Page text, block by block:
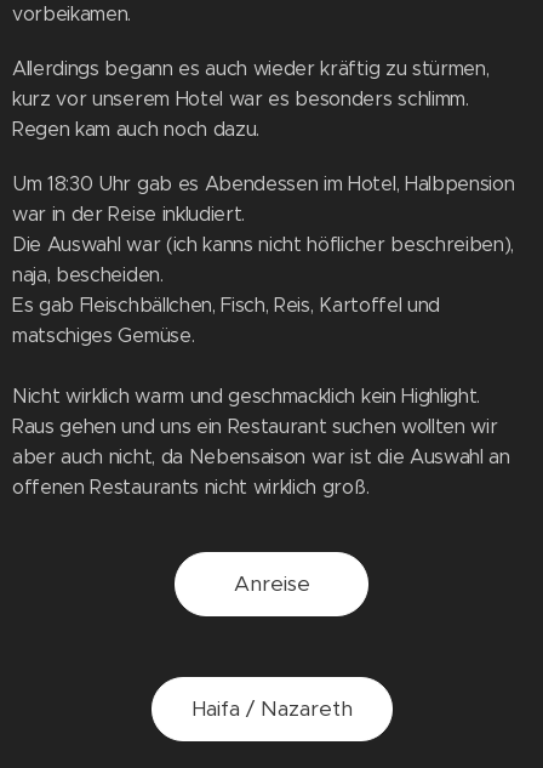
vorbeikamen.
Allerdings begann es auch wieder kräftig zu stürmen,
kurz vor unserem Hotel war es besonders schlimm.
Regen kam auch noch dazu.
Um 18:30 Uhr gab es Abendessen im Hotel, Halbpension
war in der Reise inkludiert.
Die Auswahl war (ich kanns nicht höflicher beschreiben),
naja, bescheiden.
Es gab Fleischbällchen, Fisch, Reis, Kartoffel und
matschiges Gemüse.
Nicht wirklich warm und geschmacklich kein Highlight.
Raus gehen und uns ein Restaurant suchen wollten wir
aber auch nicht, da Nebensaison war ist die Auswahl an
offenen Restaurants nicht wirklich groß.
Anreise
Haifa / Nazareth